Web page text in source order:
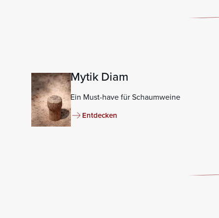
Mytik Diam
Ein Must-have für Schaumweine
Entdecken